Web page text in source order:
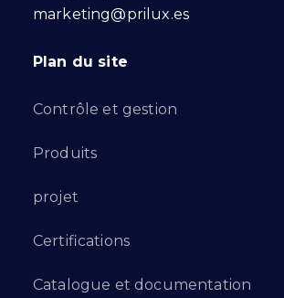
marketing@prilux.es
Plan du site
Contrôle et gestion
Produits
projet
Certifications
Catalogue et documentation